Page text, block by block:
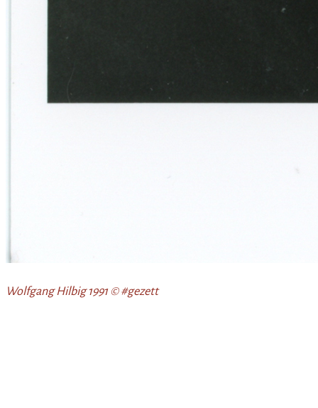
Wolfgang Hilbig 1991 © #gezett